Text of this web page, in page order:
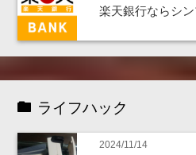
楽天銀行ならシ
ライフハック
2024/11/14